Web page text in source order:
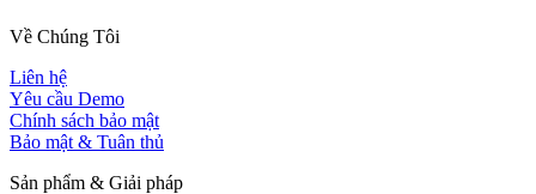
Về Chúng Tôi
Liên hệ
Yêu cầu Demo
Chính sách bảo mật
Bảo mật & Tuân thủ
Sản phẩm & Giải pháp